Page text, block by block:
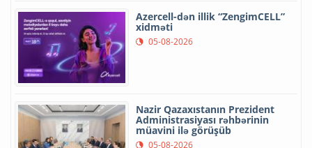
Azercell-dən illik “ZengimCELL”
xidməti
05-08-2026
Nazir Qazaxıstanın Prezident
Administrasiyası rəhbərinin
müavini ilə görüşüb
05-08-2026